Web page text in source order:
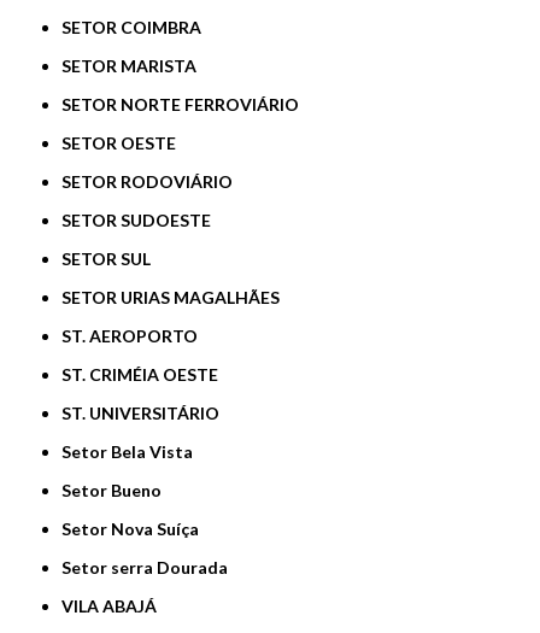
SETOR COIMBRA
SETOR MARISTA
SETOR NORTE FERROVIÁRIO
SETOR OESTE
SETOR RODOVIÁRIO
SETOR SUDOESTE
SETOR SUL
SETOR URIAS MAGALHÃES
ST. AEROPORTO
ST. CRIMÉIA OESTE
ST. UNIVERSITÁRIO
Setor Bela Vista
Setor Bueno
Setor Nova Suíça
Setor serra Dourada
VILA ABAJÁ